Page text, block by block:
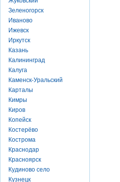
Зеленогорск
Иваново
Ижевск
Иркутск
Казань
Калининград
Калуга
Каменск-Уральский
Карталы
Кимры
Киров
Копейск
Костерёво
Кострома
Краснодар
Красноярск
Кудиново село
Кузнецк